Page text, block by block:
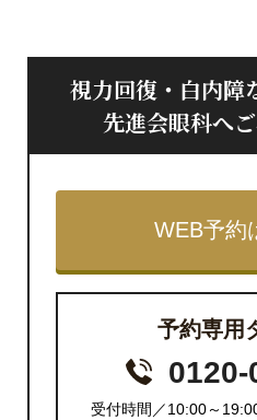
視力回復・白内障
先進会眼科へ
WEB予約
予約専用
0120-
受付時間／10:00～